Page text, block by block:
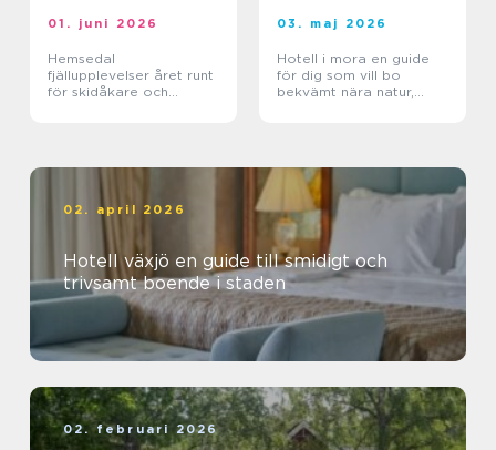
01. juni 2026
Hemsedal
fjällupplevelser året runt
för skidåkare och
03. maj 2026
Hotell i mora en guide
för dig som vill bo
bekvämt nära natur,
02. april 2026
Hotell växjö en guide till smidigt och
trivsamt boende i staden
02. februari 2026